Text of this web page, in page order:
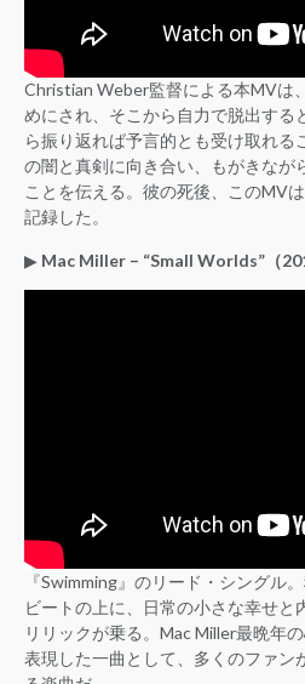
Christian Weber監督による本MVは
めにされ、そこから自力で脱出する
ら振り返れば予言的とも受け取れる
の闇と真剣に向き合い、もがきなが
ことを伝える。彼の死後、このMV
記録した。
▶︎ Mac Miller – “Small Worlds”（
『Swimming』のリード・シングル
ビートの上に、日常の小さな幸せと
リリックが乗る。Mac Miller最晩年
表現した一曲として、多くのファン